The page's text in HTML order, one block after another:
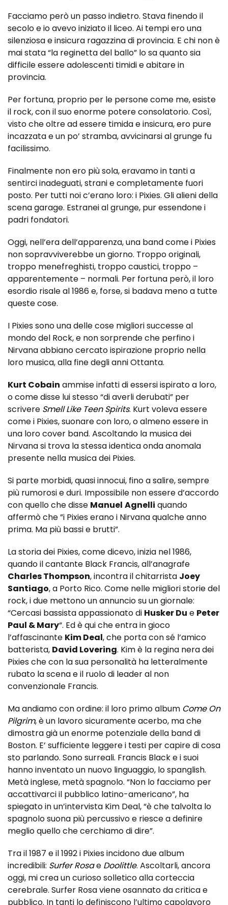
Facciamo però un passo indietro. Stava finendo il
secolo e io avevo iniziato il liceo. Ai tempi ero una
silenziosa e insicura ragazzina di provincia. E chi non è
mai stata “la reginetta del ballo” lo sa quanto sia
difficile essere adolescenti timidi e abitare in
provincia.
Per fortuna, proprio per le persone come me, esiste
il rock, con il suo enorme potere consolatorio. Così,
visto che oltre ad essere timida e insicura, ero pure
incazzata e un po’ stramba, avvicinarsi al grunge fu
facilissimo.
Finalmente non ero più sola, eravamo in tanti a
sentirci inadeguati, strani e completamente fuori
posto. Per tutti noi c’erano loro: i Pixies. Gli alieni della
scena garage. Estranei al grunge, pur essendone i
padri fondatori.
Oggi, nell’era dell’apparenza, una band come i Pixies
non sopravviverebbe un giorno. Troppo originali,
troppo menefreghisti, troppo caustici, troppo –
apparentemente – normali. Per fortuna però, il loro
esordio risale al 1986 e, forse, si badava meno a tutte
queste cose.
I Pixies sono una delle cose migliori successe al
mondo del Rock, e non sorprende che perfino i
Nirvana abbiano cercato ispirazione proprio nella
loro musica, alla fine degli anni Ottanta.
Kurt Cobain ammise infatti di essersi ispirato a loro,
o come disse lui stesso “di averli derubati” per
scrivere Smell Like Teen Spirits. Kurt voleva essere
come i Pixies, suonare con loro, o almeno essere in
una loro cover band. Ascoltando la musica dei
Nirvana si trova la stessa identica onda anomala
presente nella musica dei Pixies.
Si parte morbidi, quasi innocui, fino a salire, sempre
più rumorosi e duri. Impossibile non essere d’accordo
con quello che disse Manuel Agnelli quando
affermò che ”i Pixies erano i Nirvana qualche anno
prima. Ma più bassi e brutti”.
La storia dei Pixies, come dicevo, inizia nel 1986,
quando il cantante Black Francis, all’anagrafe
Charles Thompson, incontra il chitarrista Joey
Santiago, a Porto Rico. Come nelle migliori storie del
rock, i due mettono un annuncio su un giornale:
“Cercasi bassista appassionato di Husker Du e Peter
Paul & Mary“. Ed è qui che entra in gioco
l’affascinante Kim Deal, che porta con sé l’amico
batterista, David Lovering. Kim è la regina nera dei
Pixies che con la sua personalità ha letteralmente
rubato la scena e il ruolo di leader al non
convenzionale Francis.
Ma andiamo con ordine: il loro primo album Come On
Pilgrim, è un lavoro sicuramente acerbo, ma che
dimostra già un enorme potenziale della band di
Boston. E’ sufficiente leggere i testi per capire di cosa
sto parlando. Sono surreali. Francis Black e i suoi
hanno inventato un nuovo linguaggio, lo spanglish.
Metà inglese, metà spagnolo. “Non lo facciamo per
accattivarci il pubblico latino-americano”, ha
spiegato in un’intervista Kim Deal, “è che talvolta lo
spagnolo suona più percussivo e riesce a definire
meglio quello che cerchiamo di dire”.
Tra il 1987 e il 1992 i Pixies incidono due album
incredibili: Surfer Rosae Doolittle. Ascoltarli, ancora
oggi, mi crea un curioso solletico alla corteccia
cerebrale. Surfer Rosa viene osannato da critica e
pubblico. In tanti lo definiscono l’ultimo capolavoro